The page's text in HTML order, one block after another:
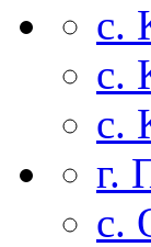
с.
с.
с.
г.
с.